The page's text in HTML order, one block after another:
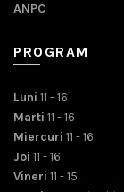
ANPC
PROGRAM
Luni 11 - 16
Marti 11 - 16
Miercuri 11 - 16
Joi 11 - 16
Vineri 11 - 15